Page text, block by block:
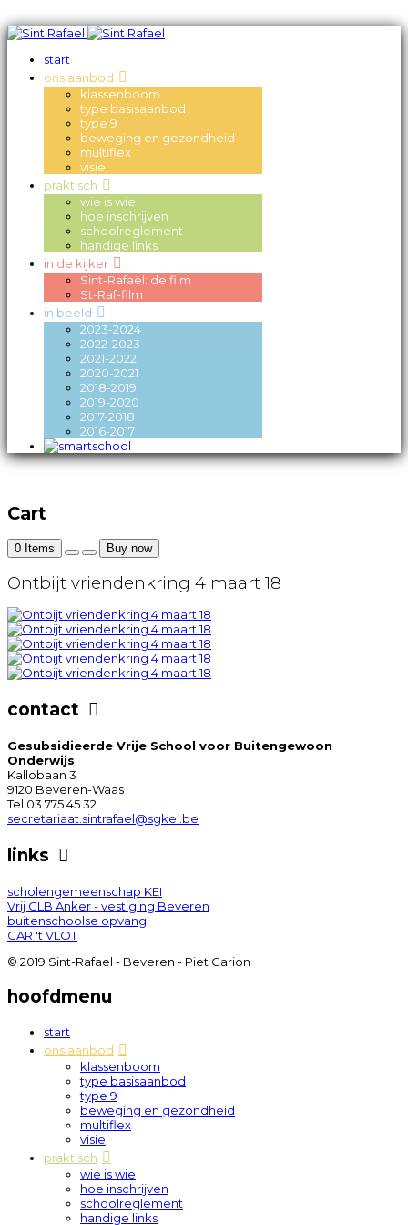
start
ons aanbod
klassenboom
type basisaanbod
type 9
beweging en gezondheid
multiflex
visie
praktisch
wie is wie
hoe inschrijven
schoolreglement
handige links
in de kijker
Sint-Rafaël: de film
St-Raf-film
in beeld
2023-2024
2022-2023
2021-2022
2020-2021
2018-2019
2019-2020
2017-2018
2016-2017
Cart
0 Items Buy now
Ontbijt vriendenkring 4 maart 18
contact
Gesubsidieerde Vrije School voor Buitengewoon
Onderwijs
Kallobaan 3
9120 Beveren-Waas
Tel.03 775 45 32
secretariaat.sintrafael@sgkei.be
links
scholengemeenschap KEI
Vrij CLB Anker - vestiging Beveren
buitenschoolse opvang
CAR 't VLOT
© 2019 Sint-Rafael - Beveren - Piet Carion
hoofdmenu
start
ons aanbod
klassenboom
type basisaanbod
type 9
beweging en gezondheid
multiflex
visie
praktisch
wie is wie
hoe inschrijven
schoolreglement
handige links